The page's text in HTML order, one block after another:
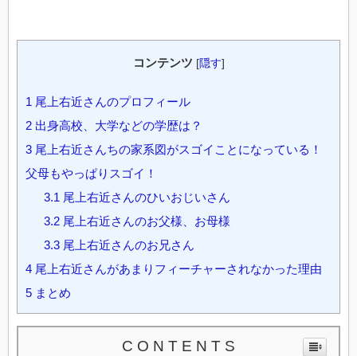
コンテンツ [隠す]
1 尾上右近さんのプロフィール
2 出身高校、大学などの学歴は？
3 尾上右近さんちの家系図がスゴイことになっている！
父母もやっぱりスゴイ！
3.1 尾上右近さんのひいおじいさん
3.2尾上右近さんのお父様、お母様
3.3尾上右近さんのお兄さん
4 尾上右近さんがあまりフィーチャーされなかった理由
5 まとめ
C O N T E N T S